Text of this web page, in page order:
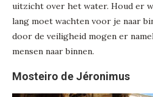
uitzicht over het water. Houd er
lang moet wachten voor je naar
door de veiligheid mogen er
mensen naar binnen.
Mosteiro de Jéronimus